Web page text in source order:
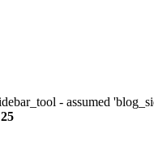
- assumed
25